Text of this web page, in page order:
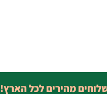
מהירים לכל הארץ!